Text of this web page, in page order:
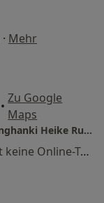
· Mehr
•
Zu Google
Maps
Hausärzte Schweich Dr.med. Anne Langhanki Heike Rukundo Elisabeth Kremer u.w.
Dieser Arzt bzw. diese Ärztin bietet keine Online-Terminbuchung an diesem Standort an.